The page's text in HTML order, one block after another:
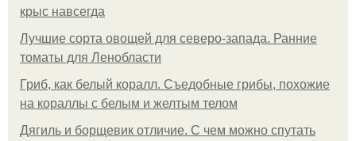
крыс навсегда
Лучшие сорта овощей для северо-запада. Ранние
томаты для Ленобласти
Гриб, как белый коралл. Съедобные грибы, похожие
на кораллы с белым и желтым телом
Дягиль и борщевик отличие. С чем можно спутать